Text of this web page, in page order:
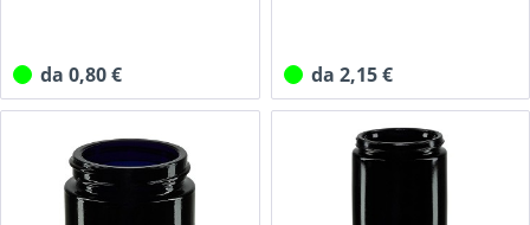
da 0,80 € da 2,15 €